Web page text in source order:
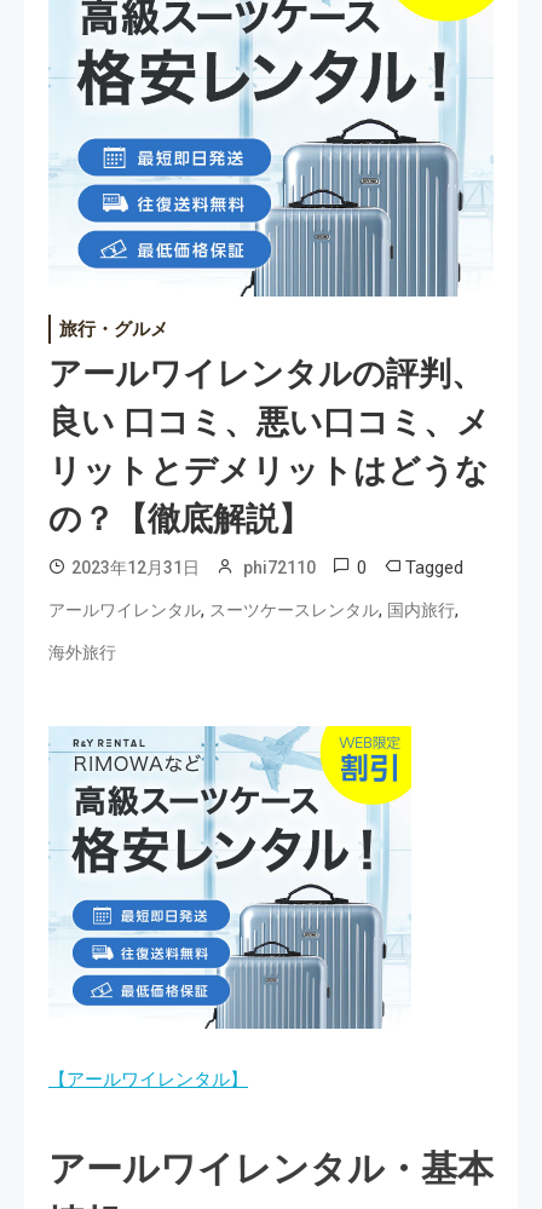
旅行・グルメ
アールワイレンタルの評判、
良い 口コミ、悪い口コミ、メ
リットとデメリットはどうな
の？【徹底解説】
2023年12月31日 phi72110 0 Tagged
アールワイレンタル, スーツケースレンタル, 国内旅行,
海外旅行
【アールワイレンタル】
アールワイレンタル・基本